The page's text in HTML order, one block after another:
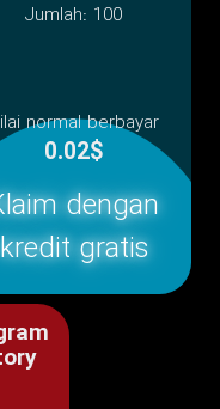
Jumlah: 100
normal berbayar
0.02$
dengan
kredit gratis